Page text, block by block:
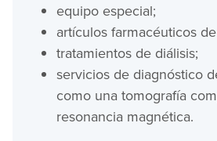
equipo especial;
artículos farmacéuticos
tratamientos de diálisis;
servicios de diagnóstico
como una tomografía
resonancia magnética.